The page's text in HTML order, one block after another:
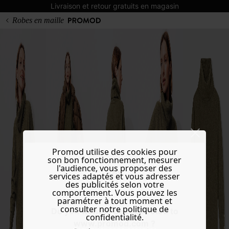
Livraison et retour gratuits en magasin
Do you want to be redirected to
www.promod.com ?
Robes en maille
Promod utilise des cookies pour
son bon fonctionnement, mesurer
l'audience, vous proposer des
services adaptés et vous adresser
des publicités selon votre
comportement. Vous pouvez les
paramétrer à tout moment et
consulter notre politique de
confidentialité.